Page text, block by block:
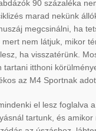
90 százaléka
marad nekünk
megcsinálni, ha
nem látjuk, mikor
ha visszatérünk.
tartani itthoni
az M4 Sportnak
el lesz foglalva
tartunk, és amikor